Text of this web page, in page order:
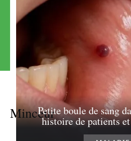
Petite boule de sang
histoire de patients
Minceur
Les
effets
secondai
res